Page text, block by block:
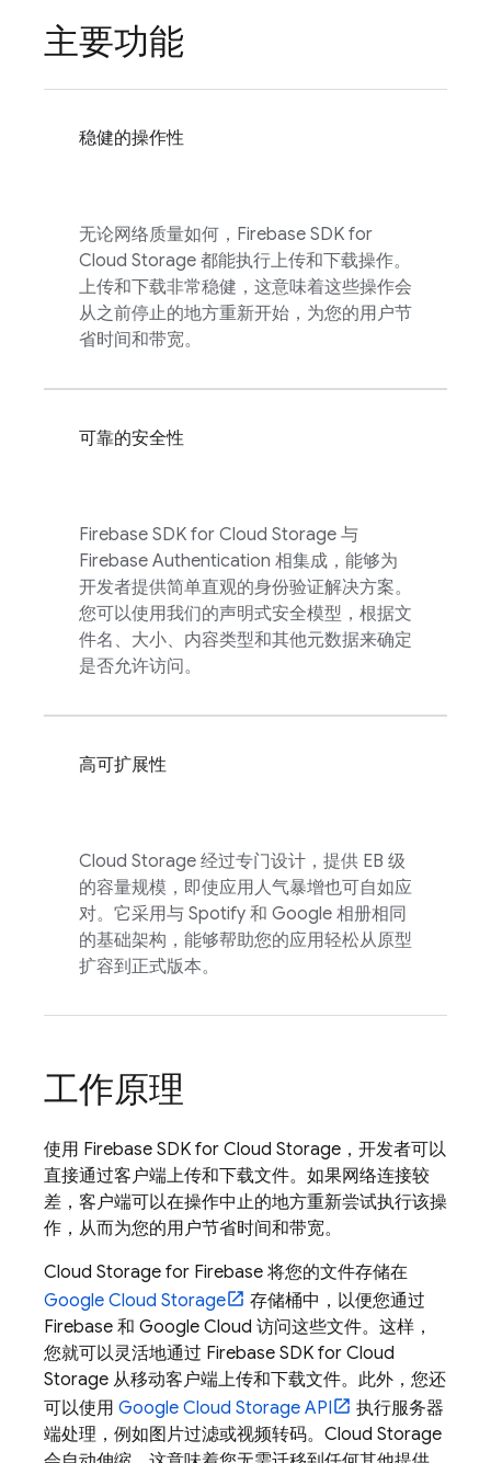
主要功能
稳健的操作性
无论网络质量如何， Firebase SDK for
Cloud Storage 都能执行上传和下载操作。
上传和下载非常稳健，这意味着这些操作会
从之前停止的地方重新开始，为您的用户节
省时间和带宽。
可靠的安全性
Firebase SDK for Cloud Storage 与
Firebase Authentication 相集成，能够为
开发者提供简单直观的身份验证解决方案。
您可以使用我们的声明式安全模型，根据文
件名、大小、内容类型和其他元数据来确定
是否允许访问。
高可扩展性
Cloud Storage 经过专门设计，提供 EB 级
的容量规模，即使应用人气暴增也可自如应
对。它采用与 Spotify 和 Google 相册相同
的基础架构，能够帮助您的应用轻松从原型
扩容到正式版本。
工作原理
使用 Firebase SDK for Cloud Storage ，开发者可以
直接通过客户端上传和下载文件。如果网络连接较
差，客户端可以在操作中止的地方重新尝试执行该操
作，从而为您的用户节省时间和带宽。
Cloud Storage for Firebase 将您的文件存储在
Google Cloud Storage
存储桶中，以便您通过
Firebase 和 Google Cloud 访问这些文件。这样，
您就可以灵活地通过 Firebase SDK for Cloud
Storage 从移动客户端上传和下载文件。此外，您还
可以使用 Google Cloud Storage API
执行服务器
端处理，例如图片过滤或视频转码。 Cloud Storage